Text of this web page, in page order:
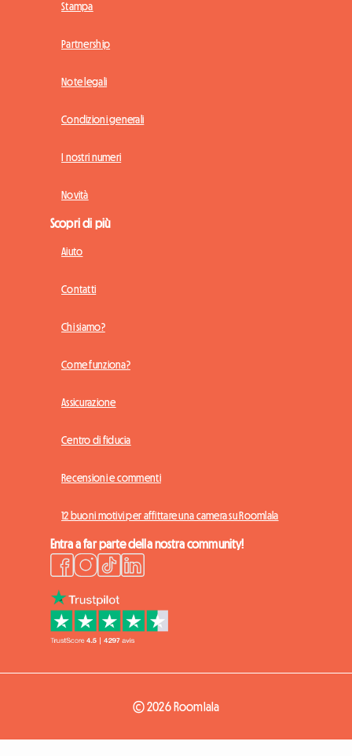
Stampa
Partnership
Note legali
Condizioni generali
I nostri numeri
Novità
Scopri di più
Aiuto
Contatti
Chi siamo?
Come funziona?
Assicurazione
Centro di fiducia
Recensioni e commenti
12 buoni motivi per affittare una camera su Roomlala
Entra a far parte della nostra community!
© 2026 Roomlala